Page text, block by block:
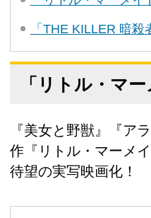
「THE KILLER 暗殺
「リトル・マー
『美女と野獣』『ア
作『リトル・マーメ
待望の実写映画化！